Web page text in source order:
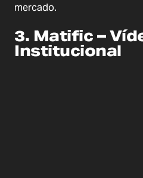
mercado.
3. Matific –
Institucional